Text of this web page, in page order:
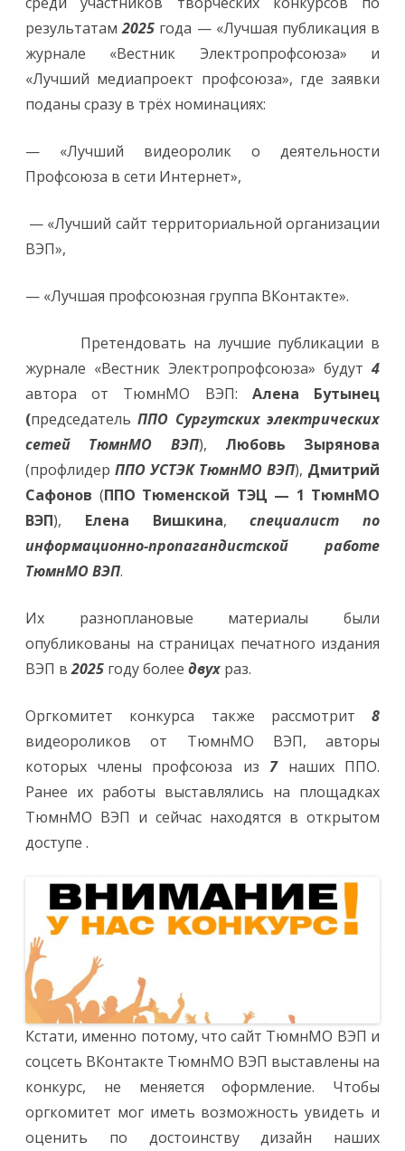
результатам2025 года — «Лучшая публикация в
журнале «Вестник Электропрофсоюза» и
«Лучший медиапроект профсоюза», где заявки
поданы сразу в трёх номинациях:
— «Лучший видеоролик о деятельности
Профсоюза в сети Интернет»,
— «Лучший сайт территориальной организации
ВЭП»,
— «Лучшая профсоюзная группа ВКонтакте».
Претендовать на лучшие публикации в
журнале «Вестник Электропрофсоюза» будут 4
автора от ТюмнМО ВЭП: Алена Бутынец
(председательППО Сургутских электрических
сетей ТюмнМО ВЭП), Любовь Зырянова
(профлидер ППО УСТЭК ТюмнМО ВЭП), Дмитрий
Сафонов (ППО Тюменской ТЭЦ — 1 ТюмнМО
ВЭП), Елена Вишкина,специалист по
информационно-пропагандистской работе
ТюмнМО ВЭП.
Их разноплановые материалы были
опубликованы на страницах печатного издания
ВЭП в2025 году более двух раз.
Оргкомитет конкурса также рассмотрит 8
видеороликов от ТюмнМО ВЭП, авторы
которых члены профсоюза из 7наших ППО.
Ранее их работы выставлялись на площадках
ТюмнМО ВЭП и сейчас находятся в открытом
доступе .
Кстати, именно потому, что сайт ТюмнМО ВЭП и
соцсеть ВКонтакте ТюмнМО ВЭП выставлены на
конкурс, не меняется оформление. Чтобы
оргкомитет мог иметь возможность увидеть и
оценить по достоинству дизайн наших